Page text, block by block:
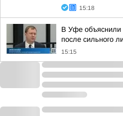
15:18
В Уфе объяснили
после сильного
15:15